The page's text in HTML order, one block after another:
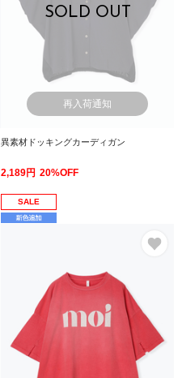
SOLD OUT
再入荷通知
異素材ドッキングカーディガン
2,189円 20%OFF
SALE